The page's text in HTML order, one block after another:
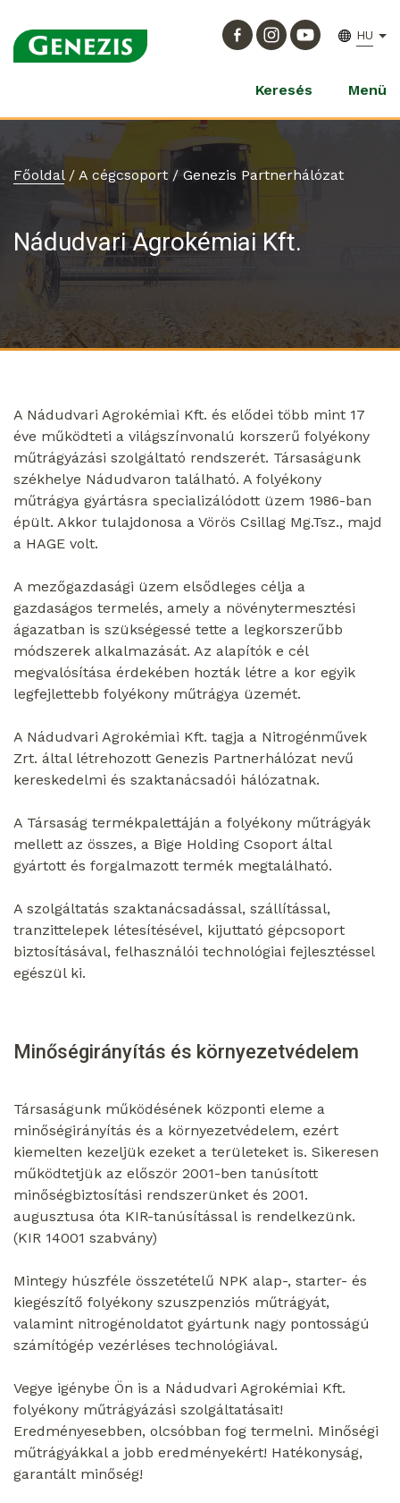
HU
Keresés Menü
Főoldal/ A cégcsoport/Genezis Partnerhálózat
Nádudvari Agrokémiai Kft.
A Nádudvari Agrokémiai Kft. és elődei több mint 17
éve működteti a világszínvonalú korszerű folyékony
műtrágyázási szolgáltató rendszerét. Társaságunk
székhelye Nádudvaron található. A folyékony
műtrágya gyártásra specializálódott üzem 1986-ban
épült. Akkor tulajdonosa a Vörös Csillag Mg.Tsz., majd
a HAGE volt.
A mezőgazdasági üzem elsődleges célja a
gazdaságos termelés, amely a növénytermesztési
ágazatban is szükségessé tette a legkorszerűbb
módszerek alkalmazását. Az alapítók e cél
megvalósítása érdekében hozták létre a kor egyik
legfejlettebb folyékony műtrágya üzemét.
A Nádudvari Agrokémiai Kft. tagja a Nitrogénművek
Zrt. által létrehozott Genezis Partnerhálózat nevű
kereskedelmi és szaktanácsadói hálózatnak.
A Társaság termékpalettáján a folyékony műtrágyák
mellett az összes, a Bige Holding Csoport által
gyártott és forgalmazott termék megtalálható.
A szolgáltatás szaktanácsadással, szállítással,
tranzittelepek létesítésével, kijuttató gépcsoport
biztosításával, felhasználói technológiai fejlesztéssel
egészül ki.
Minőségirányítás és környezetvédelem
Társaságunk működésének központi eleme a
minőségirányítás és a környezetvédelem, ezért
kiemelten kezeljük ezeket a területeket is. Sikeresen
működtetjük az először 2001-ben tanúsított
minőségbiztosítási rendszerünket és 2001.
augusztusa óta KIR-tanúsítással is rendelkezünk.
(KIR 14001 szabvány)
Mintegy húszféle összetételű NPK alap-, starter- és
kiegészítő folyékony szuszpenziós műtrágyát,
valamint nitrogénoldatot gyártunk nagy pontosságú
számítógép vezérléses technológiával.
Vegye igénybe Ön is a Nádudvari Agrokémiai Kft.
folyékony műtrágyázási szolgáltatásait!
Eredményesebben, olcsóbban fog termelni. Minőségi
műtrágyákkal a jobb eredményekért! Hatékonyság,
garantált minőség!